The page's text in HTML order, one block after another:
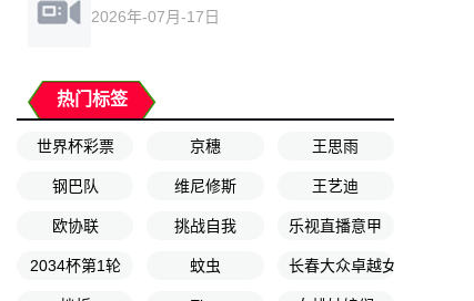
2026年-07月-17日
热门标签
世界杯彩票 京穗 王思雨
钢巴队 维尼修斯 王艺迪
欧协联 挑战自我 乐视直播意甲
2034杯第1轮 蚊虫 长春大众卓越女足